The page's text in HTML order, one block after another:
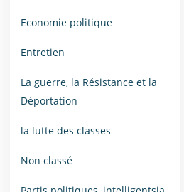
Economie politique
Entretien
La guerre, la Résistance et la
Déportation
la lutte des classes
Non classé